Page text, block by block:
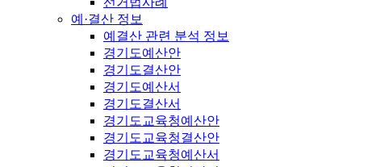
예·결산 정보
예결산 관련 분석 정보
경기도예산안
경기도결산안
경기도예산서
경기도결산서
경기도교육청예산안
경기도교육청결산안
경기도교육청예산서